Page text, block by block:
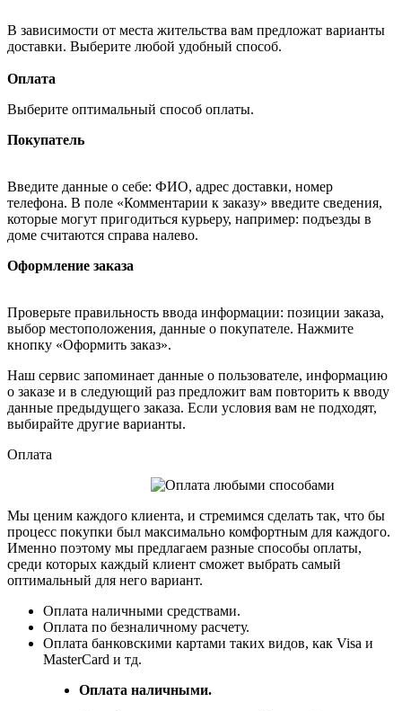
В зависимости от места жительства вам предложат варианты
доставки. Выберите любой удобный способ.
Оплата
Выберите оптимальный способ оплаты.
Покупатель
Введите данные о себе: ФИО, адрес доставки, номер
телефона. В поле «Комментарии к заказу» введите сведения,
которые могут пригодиться курьеру, например: подъезды в
доме считаются справа налево.
Оформление заказа
Проверьте правильность ввода информации: позиции заказа,
выбор местоположения, данные о покупателе. Нажмите
кнопку «Оформить заказ».
Наш сервис запоминает данные о пользователе, информацию
о заказе и в следующий раз предложит вам повторить к вводу
данные предыдущего заказа. Если условия вам не подходят,
выбирайте другие варианты.
Оплата
Мы ценим каждого клиента, и стремимся сделать так, что бы
процесс покупки был максимально комфортным для каждого.
Именно поэтому мы предлагаем разные способы оплаты,
среди которых каждый клиент сможет выбрать самый
оптимальный для него вариант.
Оплата наличными средствами.
Оплата по безналичному расчету.
Оплата банковскими картами таких видов, как Visa и
MasterCard и тд.
Оплата наличными.